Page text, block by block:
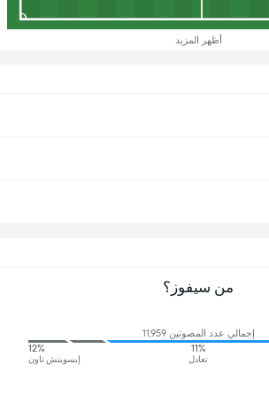
أظهر المزيد
من سيفوز؟
إجمالي عدد المصوتين 11,959
11%
تعادل
12%
إبسويتش تاون